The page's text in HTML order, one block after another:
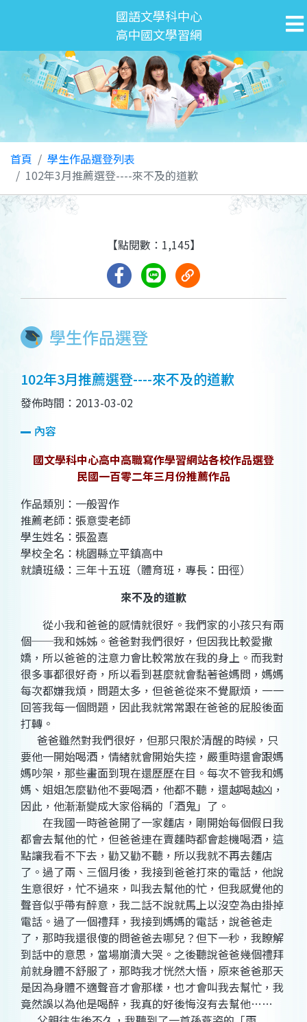
國語文學科中心
高中國文學習網
首頁
學生作品選登列表
102年3月推薦選登----來不及的道歉
學生作品選登
【點閱數：1,145】
102年3月推薦選登----來不及的道歉
發佈時間：2013-03-02
內容
國文學科中心高中高職寫作學習網站各校作品選登
民國一百零二年三月份推薦作品
作品類別：一般習作
推薦老師：張意雯老師
學生姓名：張盈嘉
學校全名：桃園縣立平鎮高中
就讀班級：三年十五班（體育班，專長：田徑）
來不及的道歉
從小我和爸爸的感情就很好。我們家的小孩只有兩
個──我和姊姊。爸爸對我們很好，但因我比較愛撒
嬌，所以爸爸的注意力會比較常放在我的身上。而我對
很多事都很好奇，所以看到甚麼就會黏著爸媽問，媽媽
每次都嫌我煩，問題太多，但爸爸從來不覺厭煩，一一
回答我每一個問題，因此我就常常跟在爸爸的屁股後面
打轉。
爸爸雖然對我們很好，但那只限於清醒的時候，只
要他一開始喝酒，情緒就會開始失控，嚴重時還會跟媽
媽吵架，那些畫面到現在還歷歷在目。每次不管我和媽
媽、姐姐怎麼勸他不要喝酒，他都不聽，還越喝越凶，
因此，他漸漸變成大家俗稱的「酒鬼」了。
在我國一時爸爸開了一家麵店，剛開始每個假日我
都會去幫他的忙，但爸爸連在賣麵時都會趁機喝酒，這
點讓我看不下去，勸又勸不聽，所以我就不再去麵店
了。過了兩、三個月後，我接到爸爸打來的電話，他說
生意很好，忙不過來，叫我去幫他的忙，但我感覺他的
聲音似乎帶有醉意，我二話不說就馬上以沒空為由掛掉
電話。過了一個禮拜，我接到媽媽的電話，說爸爸走
了，那時我還很傻的問爸爸去哪兒？但下一秒，我瞭解
到話中的意思，當場崩潰大哭。之後聽說爸爸幾個禮拜
前就身體不舒服了，那時我才恍然大悟，原來爸爸那天
是因為身體不適聲音才會那樣，也才會叫我去幫忙，我
竟然誤以為他是喝醉，我真的好後悔沒有去幫他……